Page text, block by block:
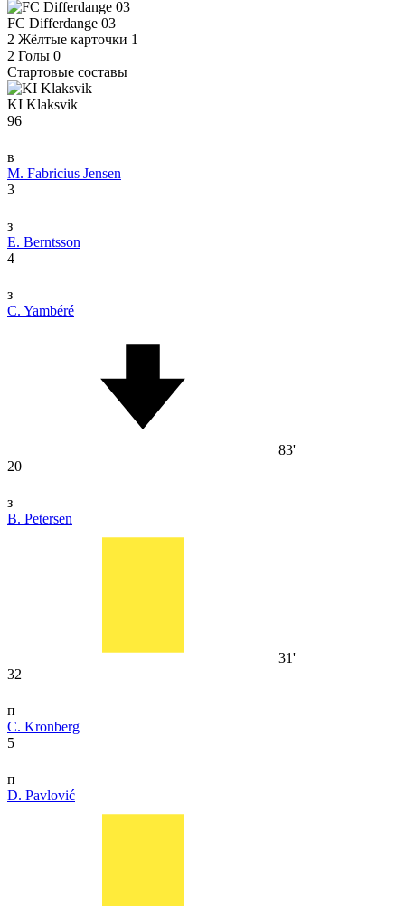
FC Differdange 03
2 Жёлтые карточки 1
2 Голы 0
Стартовые составы
KI Klaksvik
96
в
M. Fabricius Jensen
3
з
E. Berntsson
4
з
C. Yambéré
83'
20
з
B. Petersen
31'
32
п
C. Kronberg
5
п
D. Pavlović